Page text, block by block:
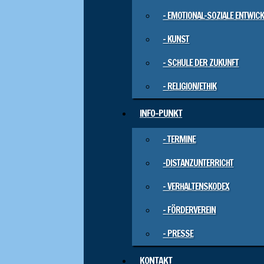
– EMOTIONAL-SOZIALE
– KUNST
– SCHULE DER ZUKUNFT
– RELIGION/ETHIK
INFO-PUNKT
– TERMINE
-DISTANZUNTERRICHT
– VERHALTENSKODEX
– FÖRDERVEREIN
– PRESSE
KONTAKT